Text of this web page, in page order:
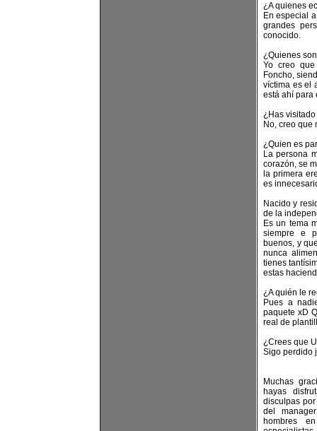
¿A quienes
En especial
grandes
conocido.
¿Quienes
Yo creo
Foncho,
víctima es el
está ahí para
¿Has
No, creo que
¿Quien es
La persona
corazón, se
la primera
es
Nacido y
de la
Es un tema
siempre e
buenos, y
nunca
tienes
estas
¿A quién le
Pues a
paquete xD
real de
¿Crees que
Sigo perdido
Muchas
hayas
disculpas
del
hombres